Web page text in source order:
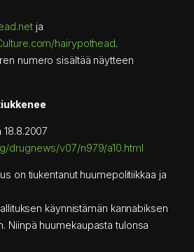
ja
hairypothead.
numero sisältää näytteen
drugnews/v07/n979/a10.html
on tiukentanut huumepolitiikkaa ja
käynnistämän kannabiksen
Niinpä huumekaupasta tulonsa